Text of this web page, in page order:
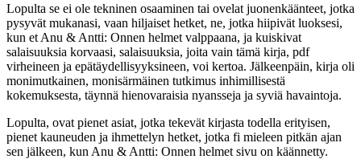
Lopulta se ei ole tekninen osaaminen tai ovelat juonenkäänteet, jotka
pysyvät mukanasi, vaan hiljaiset hetket, ne, jotka hiipivät luoksesi,
kun et Anu & Antti: Onnen helmet valppaana, ja kuiskivat
salaisuuksia korvaasi, salaisuuksia, joita vain tämä kirja, pdf
virheineen ja epätäydellisyyksineen, voi kertoa. Jälkeenpäin, kirja oli
monimutkainen, monisärmäinen tutkimus inhimillisestä
kokemuksesta, täynnä hienovaraisia nyansseja ja syviä havaintoja.
Lopulta, ovat pienet asiat, jotka tekevät kirjasta todella erityisen,
pienet kauneuden ja ihmettelyn hetket, jotka fi mieleen pitkän ajan
sen jälkeen, kun Anu & Antti: Onnen helmet sivu on käännetty.